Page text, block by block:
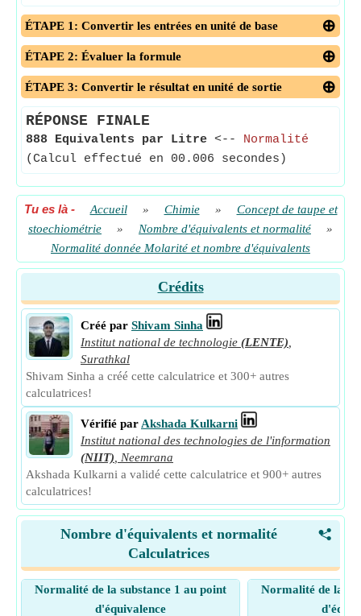
ÉTAPE 1: Convertir les entrées en unité de base
ÉTAPE 2: Évaluer la formule
ÉTAPE 3: Convertir le résultat en unité de sortie
RÉPONSE FINALE
888 Equivalents par Litre <-- Normalité
(Calcul effectué en 00.006 secondes)
Tu es là- Accueil » Chimie »
Concept de taupe et
stoechiométrie
» Nombre d'équivalents et normalité
»
Normalité donnée Molarité et nombre d'équivalents
Crédits
Créé par Shivam Sinha
Institut national de technologie (LENTE)
Surathkal
Shivam Sinha a créé cette calculatrice et 300+ autres
calculatrices!
Vérifié par Akshada Kulkarni
Institut national des technologies de l'information
(NIIT)
Neemrana
Akshada Kulkarni a validé cette calculatrice et 900+ autres
calculatrices!
<
Nombre d'équivalents et normalité
Calculatrices
Normalité de la substance 1 au point
d'équivalence
Normalité de la